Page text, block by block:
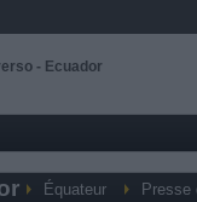
- Ecuador
Équateur Presse